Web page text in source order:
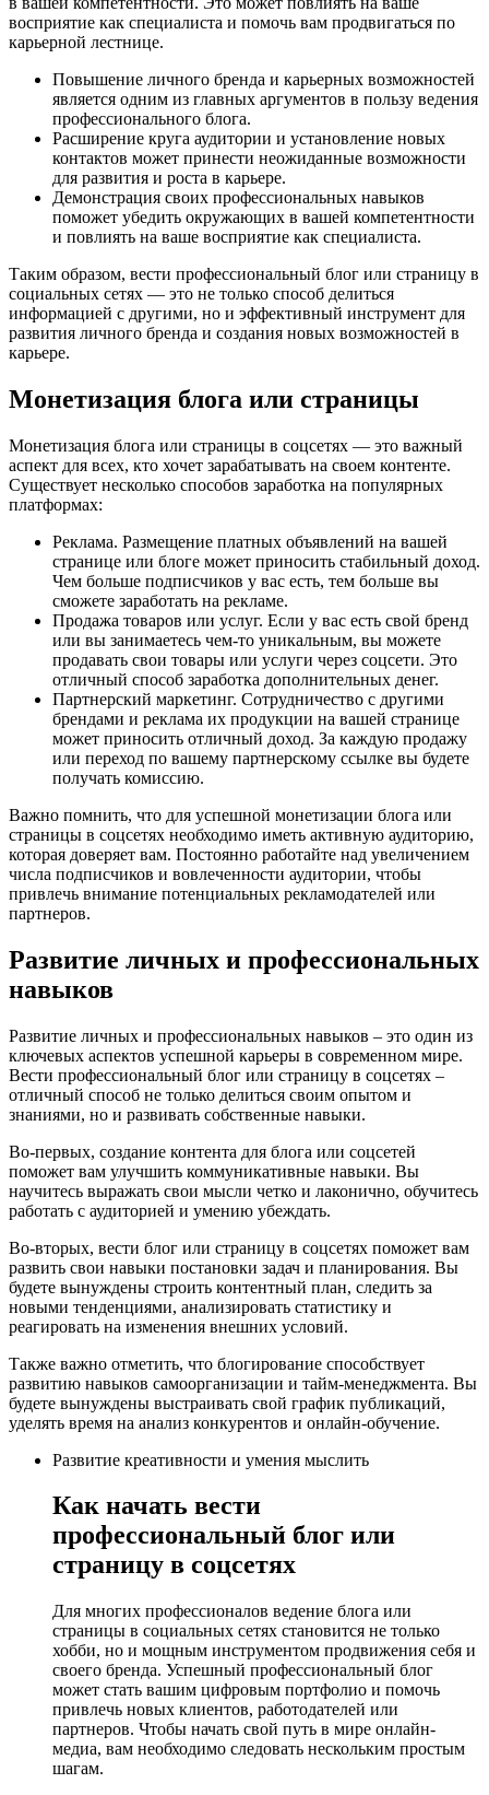
восприятие как специалиста и помочь вам продвигаться по
карьерной лестнице.
Повышение личного бренда и карьерных возможностей
является одним из главных аргументов в пользу ведения
профессионального блога.
Расширение круга аудитории и установление новых
контактов может принести неожиданные возможности
для развития и роста в карьере.
Демонстрация своих профессиональных навыков
поможет убедить окружающих в вашей компетентности
и повлиять на ваше восприятие как специалиста.
Таким образом, вести профессиональный блог или страницу в
социальных сетях — это не только способ делиться
информацией с другими, но и эффективный инструмент для
развития личного бренда и создания новых возможностей в
карьере.
Монетизация блога или страницы
Монетизация блога или страницы в соцсетях — это важный
аспект для всех, кто хочет зарабатывать на своем контенте.
Существует несколько способов заработка на популярных
платформах:
Реклама. Размещение платных объявлений на вашей
странице или блоге может приносить стабильный доход.
Чем больше подписчиков у вас есть, тем больше вы
сможете заработать на рекламе.
Продажа товаров или услуг. Если у вас есть свой бренд
или вы занимаетесь чем-то уникальным, вы можете
продавать свои товары или услуги через соцсети. Это
отличный способ заработка дополнительных денег.
Партнерский маркетинг. Сотрудничество с другими
брендами и реклама их продукции на вашей странице
может приносить отличный доход. За каждую продажу
или переход по вашему партнерскому ссылке вы будете
получать комиссию.
Важно помнить, что для успешной монетизации блога или
страницы в соцсетях необходимо иметь активную аудиторию,
которая доверяет вам. Постоянно работайте над увеличением
числа подписчиков и вовлеченности аудитории, чтобы
привлечь внимание потенциальных рекламодателей или
партнеров.
Развитие личных и профессиональных
навыков
Развитие личных и профессиональных навыков – это один из
ключевых аспектов успешной карьеры в современном мире.
Вести профессиональный блог или страницу в соцсетях –
отличный способ не только делиться своим опытом и
знаниями, но и развивать собственные навыки.
Во-первых, создание контента для блога или соцсетей
поможет вам улучшить коммуникативные навыки. Вы
научитесь выражать свои мысли четко и лаконично, обучитесь
работать с аудиторией и умению убеждать.
Во-вторых, вести блог или страницу в соцсетях поможет вам
развить свои навыки постановки задач и планирования. Вы
будете вынуждены строить контентный план, следить за
новыми тенденциями, анализировать статистику и
реагировать на изменения внешних условий.
Также важно отметить, что блогирование способствует
развитию навыков самоорганизации и тайм-менеджмента. Вы
будете вынуждены выстраивать свой график публикаций,
уделять время на анализ конкурентов и онлайн-обучение.
Развитие креативности и умения мыслить
Как начать вести
профессиональный блог или
страницу в соцсетях
Для многих профессионалов ведение блога или
страницы в социальных сетях становится не только
хобби, но и мощным инструментом продвижения себя и
своего бренда. Успешный профессиональный блог
может стать вашим цифровым портфолио и помочь
привлечь новых клиентов, работодателей или
партнеров. Чтобы начать свой путь в мире онлайн-
медиа, вам необходимо следовать нескольким простым
шагам.